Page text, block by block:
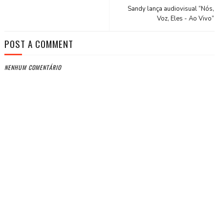
Sandy lança audiovisual “Nós,
Voz, Eles - Ao Vivo”
POST A COMMENT
NENHUM COMENTÁRIO